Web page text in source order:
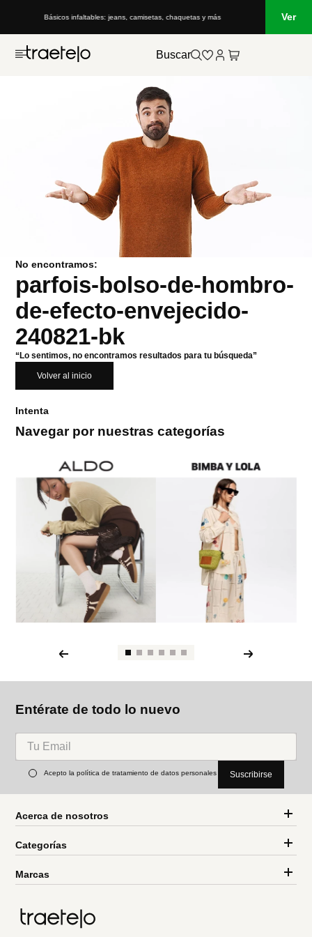
Básicos infaltables: jeans, camisetas, chaquetas y más Ver
Buscar
No encontramos:
parfois-bolso-de-hombro-
de-efecto-envejecido-
240821-bk
“Lo sentimos, no encontramos resultados para tu búsqueda”
Volver al inicio
Intenta
Navegar por nuestras categorías
Entérate de todo lo nuevo
Acepto la política de tratamiento de datos personales Suscribirse
Acerca de nosotros
Categorías
Marcas